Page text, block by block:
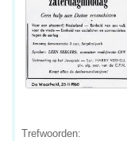
Trefwoorden: